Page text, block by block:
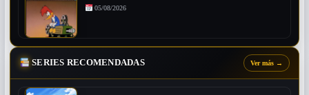
05/08/2026
SERIES RECOMENDADAS Ver más →